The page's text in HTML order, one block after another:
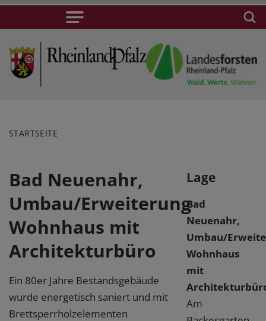
STARTSEITE
Bad Neuenahr,
Umbau/Erweiterung
Wohnhaus mit
Architekturbüro
Ein 80er Jahre Bestandsgebäude
wurde energetisch saniert und mit
Brettsperrholzelementen
Lage
Bad
Neuenahr,
Umbau/
Wohnhaus
mit
Am